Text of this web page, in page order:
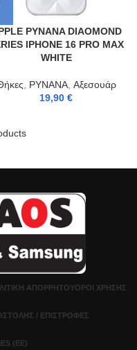
PYNANA DIAOMOND
IPHONE 16 PRO MAX
WHITE
PYNANA, Αξεσουάρ
19,90 €
ΑΠΟΡΡΉΤΟΥΌΡΟΙ ΧΡΉΣΗΣ
/ ΕΠΙΣΤΡΟΦΈΣ
(ΕΕ)